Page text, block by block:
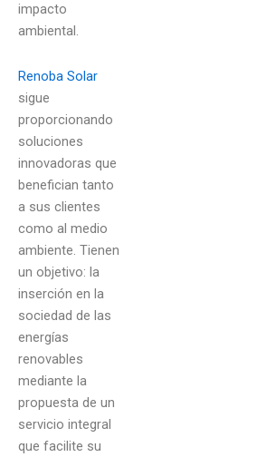
impacto
ambiental.
Renoba Solar
sigue
proporcionando
soluciones
innovadoras que
benefician tanto
a sus clientes
como al medio
ambiente. Tienen
un objetivo: la
inserción en la
sociedad de las
energías
renovables
mediante la
propuesta de un
servicio integral
que facilite su